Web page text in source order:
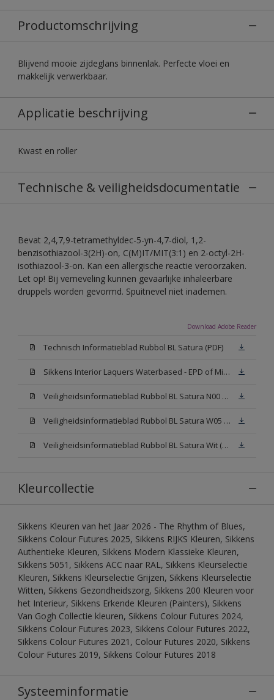
Productomschrijving
Blijvend mooie zijdeglans binnenlak. Perfecte vloei en
makkelijk verwerkbaar.
Applicatie beschrijving
Kwast en roller
Technische & veiligheidsdocumentatie
Bevat 2,4,7,9-tetramethyldec-5-yn-4,7-diol, 1,2-
benzisothiazool-3(2H)-on, C(M)IT/MIT(3:1) en 2-octyl-2H-
isothiazool-3-on. Kan een allergische reactie veroorzaken.
Let op! Bij verneveling kunnen gevaarlijke inhaleerbare
druppels worden gevormd. Spuitnevel niet inademen.
Download Adobe Reader
Technisch Informatieblad Rubbol BL Satura (PDF)
Sikkens Interior Laquers Waterbased - EPD of Milieuproductverklaring
Veiligheidsinformatieblad Rubbol BL Satura N00 (MSDS)
Veiligheidsinformatieblad Rubbol BL Satura W05 (MSDS)
Veiligheidsinformatieblad Rubbol BL Satura Wit (MSDS)
Kleurcollectie
Sikkens Kleuren van het Jaar 2026 - The Rhythm of Blues,
Sikkens Colour Futures 2025, Sikkens RIJKS Kleuren, Sikkens
Authentieke Kleuren, Sikkens Modern Klassieke Kleuren,
Sikkens 5051, Sikkens ACC naar RAL, Sikkens Kleurselectie
Kleuren, Sikkens Kleurselectie Grijzen, Sikkens Kleurselectie
Witten, Sikkens Gezondheidszorg, Sikkens 200 Kleuren voor
het Interieur, Sikkens Erkende Kleuren (Painters), Sikkens
Van Gogh Collectie kleuren, Sikkens Colour Futures 2024,
Sikkens Colour Futures 2023, Sikkens Colour Futures 2022,
Sikkens Colour Futures 2021, Colour Futures 2020, Sikkens
Colour Futures 2019, Sikkens Colour Futures 2018
Systeeminformatie